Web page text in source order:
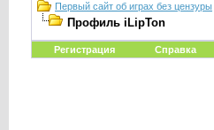
Первый сайт об играх без цензуры
Профиль iLipTon
Регистрация Справка